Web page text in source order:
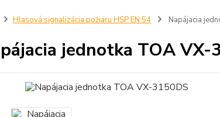
Hlasová signalizácia požiaru HSP EN 54 Napájacia
jednotka TOA VX-